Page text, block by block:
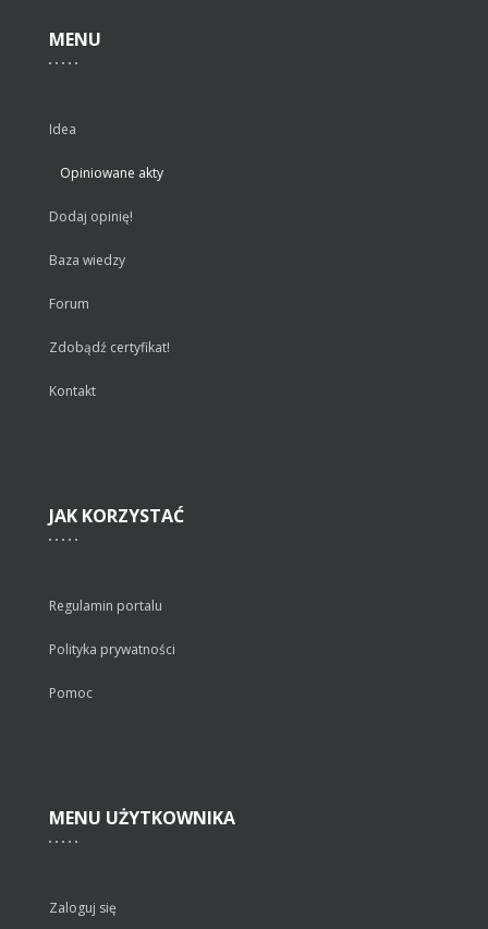
MENU
Idea
Opiniowane akty
Dodaj opinię!
Baza wiedzy
Forum
Zdobądź certyfikat!
Kontakt
JAK KORZYSTAĆ
Regulamin portalu
Polityka prywatności
Pomoc
MENU UŻYTKOWNIKA
Zaloguj się